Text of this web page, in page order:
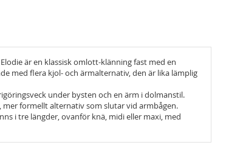
är en klassisk omlott-klänning fast med en
med flera kjol- och ärmalternativ, den är lika lämplig
under bysten och en ärm i dolmanstil.
formellt alternativ som slutar vid armbågen.
i tre längder, ovanför knä, midi eller maxi, med